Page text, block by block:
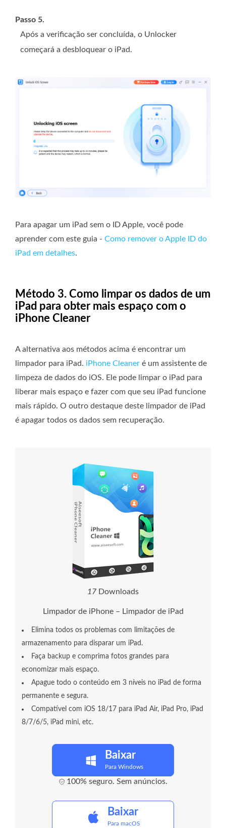
Passo 5.
Após a verificação ser concluída, o Unlocker
começará a desbloquear o iPad.
Para apagar um iPad sem o ID Apple, você pode
aprender com este guia - Como remover o Apple ID do
iPad em detalhes.
Método 3. Como limpar os dados de um
iPad para obter mais espaço com o
iPhone Cleaner
A alternativa aos métodos acima é encontrar um
limpador para iPad. iPhone Cleaner é um assistente de
limpeza de dados do iOS. Ele pode limpar o iPad para
liberar mais espaço e fazer com que seu iPad funcione
mais rápido. O outro destaque deste limpador de iPad
é apagar todos os dados sem recuperação.
17 Downloads
Limpador de iPhone – Limpador de iPad
Elimina todos os problemas com limitações de
armazenamento para disparar um iPad.
Faça backup e comprima fotos grandes para
economizar mais espaço.
Apague todo o conteúdo em 3 níveis no iPad de forma
permanente e segura.
Compatível com iOS 18/17 para iPad Air, iPad Pro, iPad
8/7/6/5, iPad mini, etc.
Baixar
Para Windows
100% seguro. Sem anúncios.
Baixar
Para macOS